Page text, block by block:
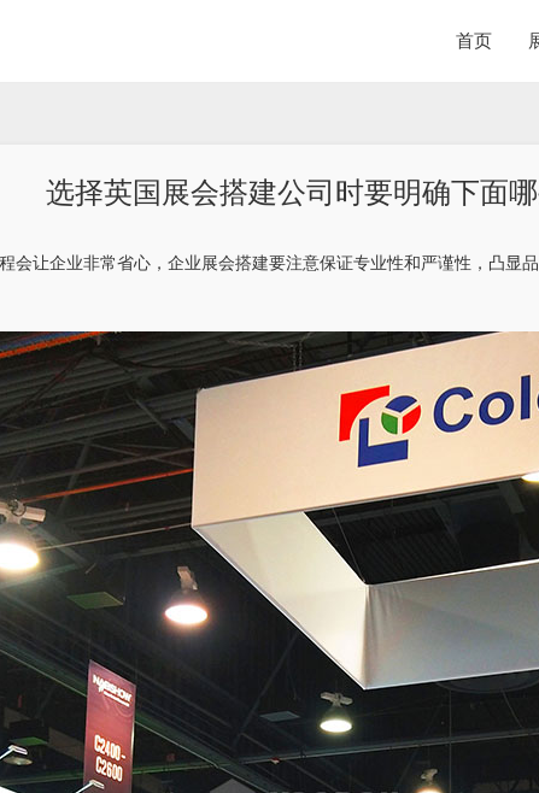
首页
选择英国展会搭建公司时要明确下面
会让企业非常省心，企业展会搭建要注意保证专业性和严谨性，凸